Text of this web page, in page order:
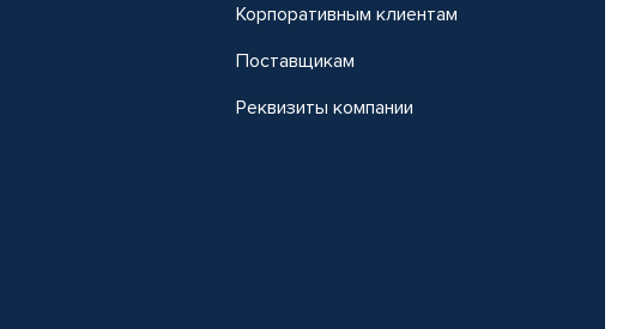
Корпоративным клиентам
Поставщикам
Реквизиты компании